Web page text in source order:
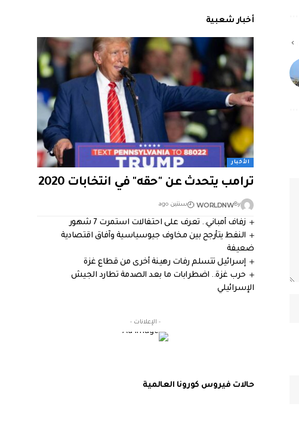
أخبار شعبية
الأخبار
ترامب يتحدث عن "حقه" في انتخابات 2020
By
WORLDNW سنتين ago
زفاف أمباني.. تعرف على احتفالات استمرت 7 شهور
النفط يتأرجح بين مخاوف جيوسياسية وآفاق اقتصادية
ضعيفة
إسرائيل تتسلم رفات رهينة أخرى من قطاع غزة
حرب غزة.. اضطرابات ما بعد الصدمة تطارد الجيش
الإسرائيلي
- الإعلانات -
حالات فيروس كورونا العالمية